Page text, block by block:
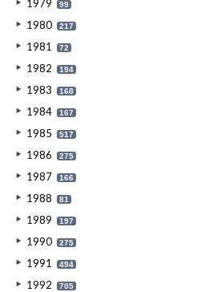
1979 99
1980 217
1981 72
1982 194
1983 168
1984 167
1985 517
1986 275
1987 166
1988 81
1989 197
1990 275
1991 494
1992 705